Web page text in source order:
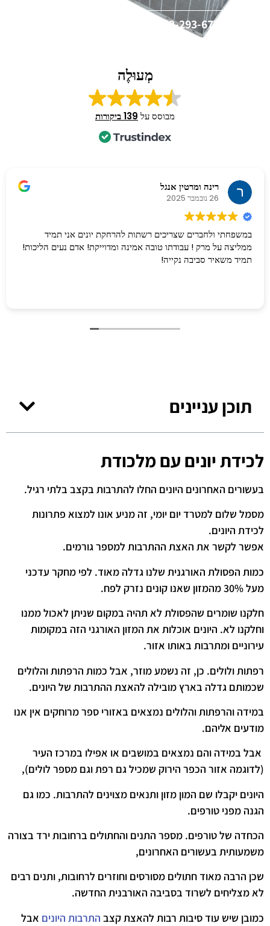
מְעוּלֶה
מבוסס על 139 ביקורות
רינה ומרטין אנגל
26 נובמבר 2025
במשפחתי ולחברים שצריכים רשתות להרחקת יונים אני תמיד
ממליצה על מרק ! עבודתו טובה אמינה ומדוייקת! אדם נעים הליכות!
תמיד משאיר סביבה נקייה!
תוכן עניינים
לכידת יונים עם מלכודת
בעשורים האחרונים היונים החלו להתרבות בקצב בלתי רגיל.
מסמל שלום למטרד יום יומי, זה מניע אונו למצוא פתרונות
לכידת היונים.
אפשר לקשר את האצת ההתרבות למספר גורמים.
כמות הפסולת האורגנית שלנו גדלה מאוד. לפי מחקר עדכני
מעל 30% מהמזון שאנו קונים נזרק לפח.
חלקנו שומרים שהפסולת לא תהיה במקום שניתן לאכול ממנו
וחלקנו לא. היונים אוכלות את המזון האורגני הזה במקומות
עירוניים ומתרבות באותו אזור.
רפתות ולולים. כן, זה נשמע מוזר, אבל כמות הרפתות והלולים
שכמותם גדלה בארץ מובילה להאצת ההתרבות של היונים.
במידה והרפתות והלולים נמצאים באזורי ספר מרוחקים אין אנו
מודעים אליהם.
אבל במידה והם נמצאים במושבים או אפילו במרכז העיר
(לדוגמה אזור הכפר הירוק שמכיל גם רפת וגם מספר לולים),
היונים יקבלו שם המון מזון ותנאים מצוינים להתרבות. כמו גם
הגנה מפני טורפים.
הכחדה של טורפים. מספר התנים והחתולים ברחובות ירד בצורה
משמעותית בעשורים האחרונים,
שכן הרבה מאוד חתולים מסורסים וחוזרים לרחובות, ותנים רבים
לא מצליחים לשרוד בסביבה האורבנית החדשה.
כמובן שיש עוד סיבות רבות להאצת קצב התרבות היונים אבל